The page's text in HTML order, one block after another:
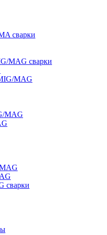
сварки
MAG сварки
MAG
MAG
сварки